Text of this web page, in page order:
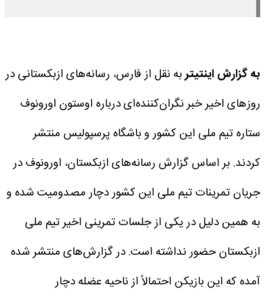
به گزارش اینتیتربه نقل از فارس، رسانه‌های ازبکستانی در
روزهای اخیر خبر نگران‌کننده‌ای درباره اوستون اورونوف
ستاره تیم ملی این کشور و باشگاه پرسپولیس منتشر
کردند. بر اساس گزارش رسانه‌های ازبکستان، اورونوف در
جریان تمرینات تیم ملی این کشور دچار مصدومیت شده و
به همین دلیل در یکی از جلسات تمرینی اخیر تیم ملی
ازبکستان حضور نداشته است.در گزارش‌های منتشر شده
آمده که این بازیکن احتمالاً از ناحیه عضله دچار